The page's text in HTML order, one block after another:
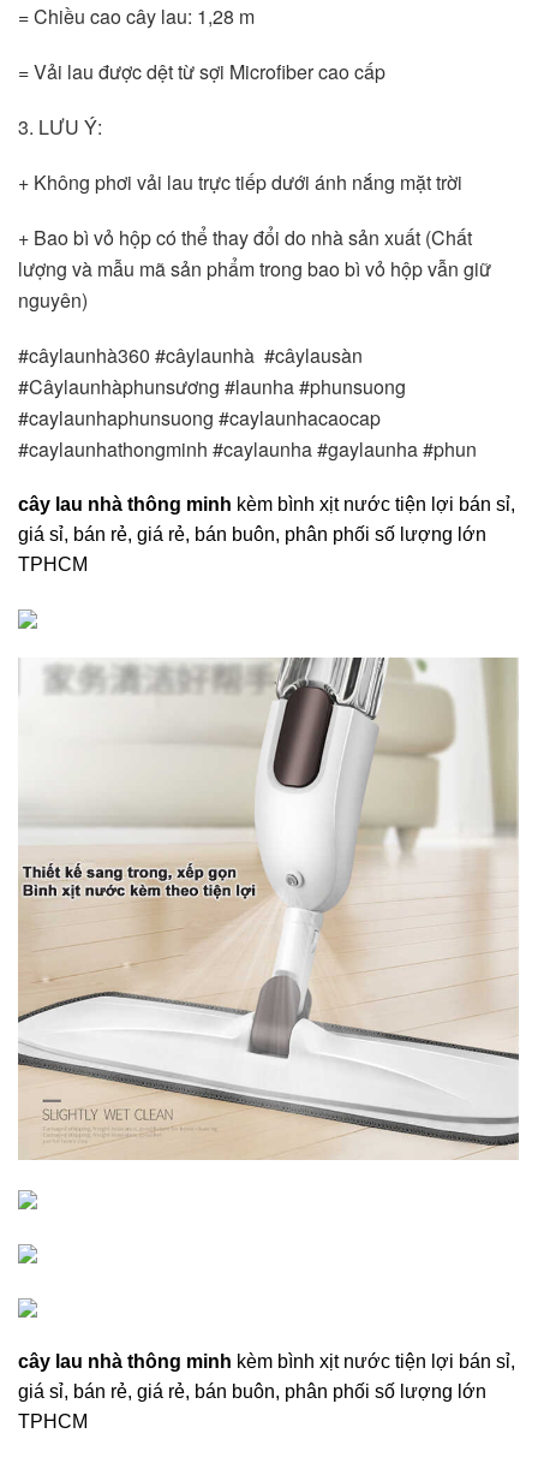
= Chiều cao cây lau: 1,28 m
3. LƯU Ý:
+ Không phơi vải lau trực tiếp dưới ánh nắng mặt trời
+ Bao bì vỏ hộp có thể thay đổi do nhà sản xuất (Chất
lượng và mẫu mã sản phẩm trong bao bì vỏ hộp vẫn giữ
nguyên)
#câylaunhà360 #câylaunhà  #câylausàn
#Câylaunhàphunsương #launha #phunsuong
#caylaunhaphunsuong #caylaunhacaocap
#caylaunhathongminh #caylaunha #gaylaunha #phun
cây lau nhà thông minh kèm bình xịt nước tiện lợi bán sỉ,
giá sỉ, bán rẻ, giá rẻ, bán buôn, phân phối số lượng lớn
TPHCM
cây lau nhà thông minh kèm bình xịt nước tiện lợi bán sỉ,
giá sỉ, bán rẻ, giá rẻ, bán buôn, phân phối số lượng lớn
TPHCM